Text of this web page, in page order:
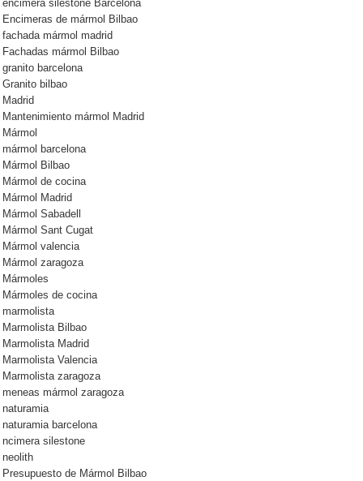
encimera silestone Barcelona
Encimeras de mármol Bilbao
fachada mármol madrid
Fachadas mármol Bilbao
granito barcelona
Granito bilbao
Madrid
Mantenimiento mármol Madrid
Mármol
mármol barcelona
Mármol Bilbao
Mármol de cocina
Mármol Madrid
Mármol Sabadell
Mármol Sant Cugat
Mármol valencia
Mármol zaragoza
Mármoles
Mármoles de cocina
marmolista
Marmolista Bilbao
Marmolista Madrid
Marmolista Valencia
Marmolista zaragoza
meneas mármol zaragoza
naturamia
naturamia barcelona
ncimera silestone
neolith
Presupuesto de Mármol Bilbao